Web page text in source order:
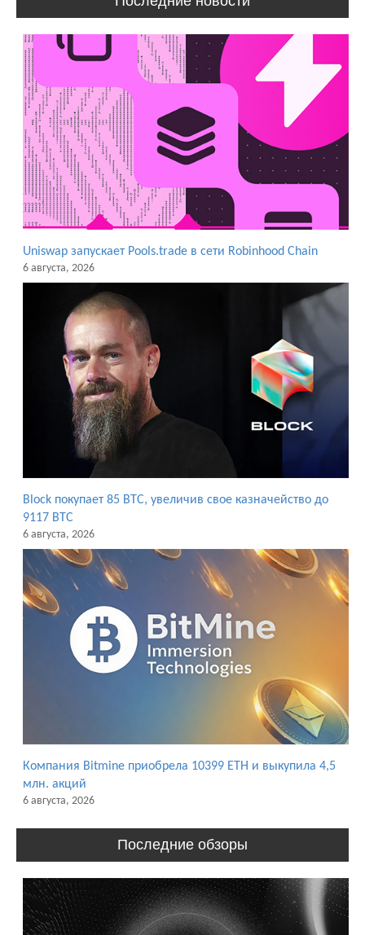
Uniswap запускает Pools.trade в сети Robinhood Chain
6 августа, 2026
Block покупает 85 BTC, увеличив свое казначейство до
9117 BTC
6 августа, 2026
Компания Bitmine приобрела 10399 ETH и выкупила 4,5
млн. акций
6 августа, 2026
Последние обзоры